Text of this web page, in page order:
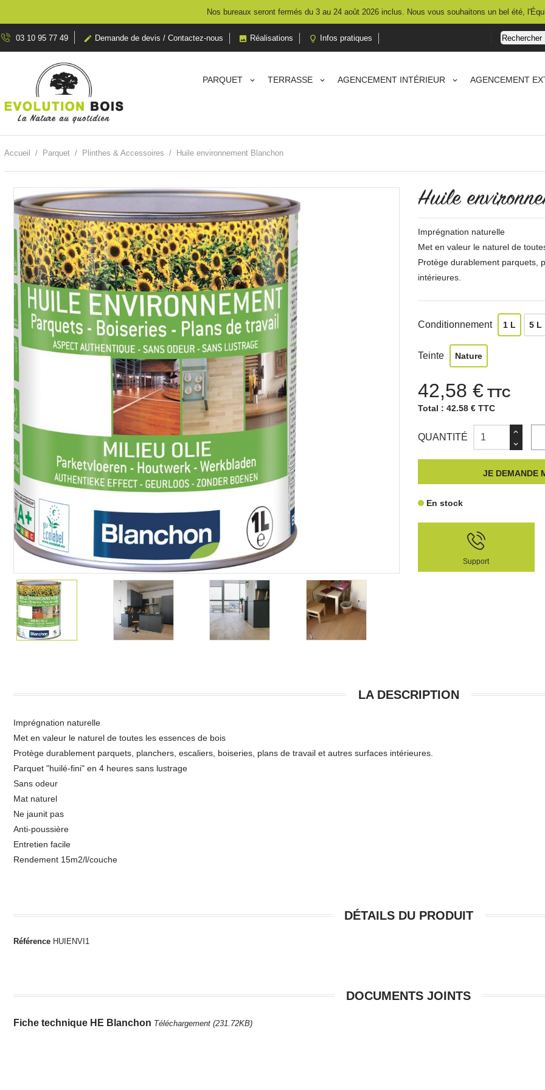
Nos bureaux seront fermés du 3 au 24 août 2026 inclus. Nous vous souhaitons un bel été,
03 10 95 77 49  Demande de devis / Contactez-nous  Réalisations  Infos pratiques
PARQUET TERRASSE AGENCEMENT INTÉRIEUR AGENCEMENT
Accueil Parquet Plinthes & Accessoires Huile environnement Blanchon
Huile
Imprégnation naturelle
Met en valeur le naturel de
Protège durablement parquets,
intérieures.
Conditionnement 1 L 5 L
Teinte Nature
42,58 € TTC
Total : 42.58 € TTC
QUANTITÉ
JE DEMANDE
En stock
Support
LA DESCRIPTION
Imprégnation naturelle
Met en valeur le naturel de toutes les essences de bois
Protège durablement parquets, planchers, escaliers, boiseries, plans de travail et autres surfaces intérieures.
Parquet "huilé-fini" en 4 heures sans lustrage
Sans odeur
Mat naturel
Ne jaunit pas
Anti-poussière
Entretien facile
Rendement 15m2/l/couche
DÉTAILS DU PRODUIT
Référence HUIENVI1
DOCUMENTS JOINTS
Fiche technique HE Blanchon Téléchargement (231.72KB)